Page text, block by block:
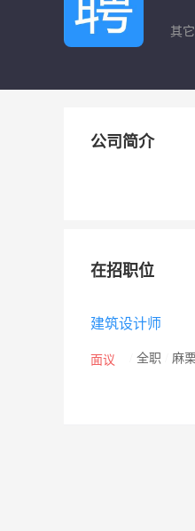
其它
公司简介
在招职位
建筑设计师
面议 全职 麻